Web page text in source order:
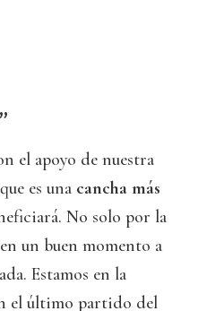
el apoyo de nuestra
es una cancha más
No solo por la
un buen momento a
Estamos en la
el último partido del